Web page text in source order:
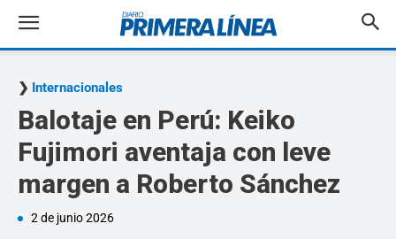
Internacionales
Balotaje en Perú: Keiko
Fujimori aventaja con leve
margen a Roberto Sánchez
2 de junio 2026